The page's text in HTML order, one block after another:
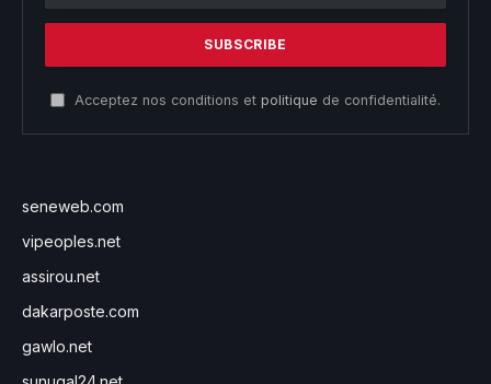
Acceptez nos conditions et politique de confidentialité.
seneweb.com
vipeoples.net
assirou.net
dakarposte.com
gawlo.net